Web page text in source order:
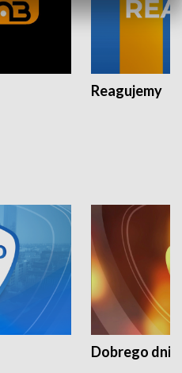
Reagujemy
Dobrego dnia